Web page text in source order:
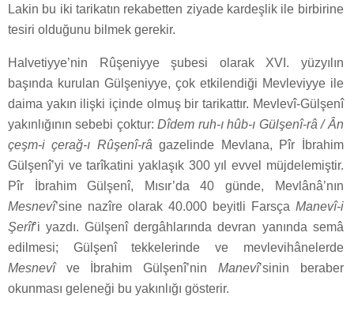
Lakin bu iki tarikatın rekabetten ziyade kardeşlik ile birbirine
tesiri olduğunu bilmek gerekir.
Halvetiyye’nin Rûşeniyye şubesi olarak XVI. yüzyılın
başında kurulan Gülşeniyye, çok etkilendiği Mevleviyye ile
daima yakın ilişki içinde olmuş bir tarikattır. Mevlevî-Gülşenî
yakınlığının sebebi çoktur:Dîdem ruh-ı hûb-ı Gülşenî-râ / Ân
çeşm-i çerağ-ı Rûşenî-râ gazelinde Mevlana, Pîr İbrahim
Gülşenî’yi ve tarîkatini yaklaşık 300 yıl evvel müjdelemiştir.
Pîr İbrahim Gülşenî, Mısır’da 40 günde, Mevlânâ’nın
Mesnevî’sine nazîre olarak 40.000 beyitli Farsça Manevî-i
Şerîf’i yazdı. Gülşenî dergâhlarında devran yanında semâ
edilmesi; Gülşenî tekkelerinde ve mevlevihânelerde
Mesnevîve İbrahim Gülşenî’nin Manevî’sinin beraber
okunması geleneği bu yakınlığı gösterir.